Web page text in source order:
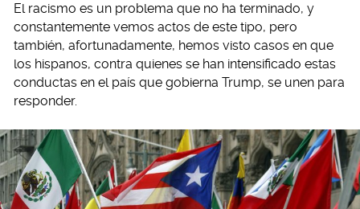
El racismo es un problema que no ha terminado, y
constantemente vemos actos de este tipo, pero
también, afortunadamente, hemos visto casos en que
los hispanos, contra quienes se han intensificado estas
conductas en el país que gobierna Trump, se unen para
responder.